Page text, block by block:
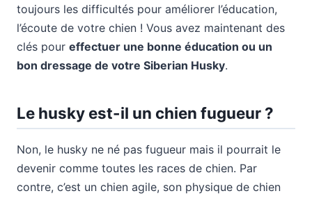
toujours les difficultés pour améliorer l’éducation,
l’écoute de votre chien ! Vous avez maintenant des
clés pour effectuer une bonne éducation ou un
bon dressage de votre Siberian Husky.
Le husky est-il un chien fugueur ?
Non, le husky ne né pas fugueur mais il pourrait le
devenir comme toutes les races de chien. Par
contre, c’est un chien agile, son physique de chien